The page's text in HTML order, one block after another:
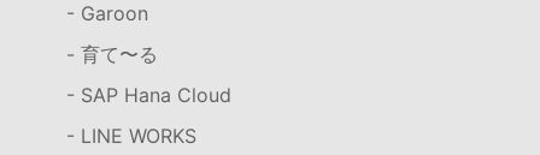
- Garoon
- 育て〜る
- SAP Hana Cloud
- LINE WORKS